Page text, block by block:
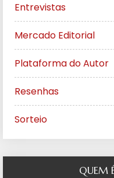
Entrevistas
Mercado Editorial
Plataforma do Autor
Resenhas
Sorteio
QUEM